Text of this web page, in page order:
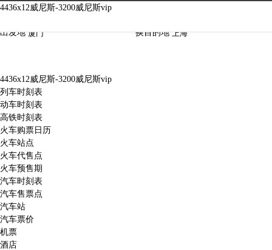
4436x12威尼斯-3200威尼斯vip
出发地
换目的地
4436x12威尼斯-3200威尼斯vip
列车时刻表
动车时刻表
高铁时刻表
火车购票日历
火车站点
火车代售点
火车预售期
汽车时刻表
汽车售票点
汽车站
汽车票价
机票
酒店